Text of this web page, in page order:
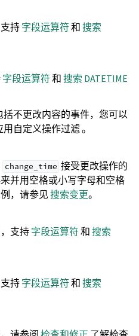
持字段运算符和搜索
字段运算符和搜索 DATETIME
括不更改内容的事件，您可以
用自定义操作过滤 。
change_time 接受更改操作的
并用空格或小写字母和空格
，请参见搜索变更。
支持字段运算符和搜索
持字段运算符和搜索